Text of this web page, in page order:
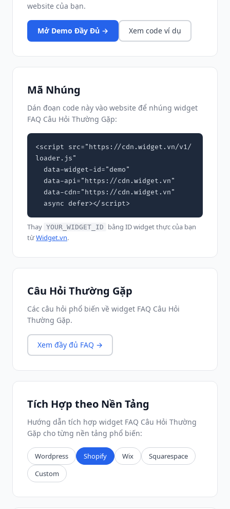
website của bạn.
Mở Demo Đầy Đủ → Xem code ví dụ
Mã Nhúng
Dán đoạn code này vào website để nhúng widget
FAQ Câu Hỏi Thường Gặp:
<script src="https://cdn.widget.vn/v1/
loader.js"
  async defer></script>
Thay YOUR_WIDGET_ID
bằng ID widget thực của bạn
từWidget.vn.
Câu Hỏi Thường Gặp
Các câu hỏi phổ biến về widget FAQ Câu Hỏi
Thường Gặp.
Xem đầy đủ FAQ →
Tích Hợp theo Nền Tảng
Hướng dẫn tích hợp widget FAQ Câu Hỏi Thường
Gặp cho từng nền tảng phổ biến:
Wordpress Shopify Wix
Squarespace
Custom